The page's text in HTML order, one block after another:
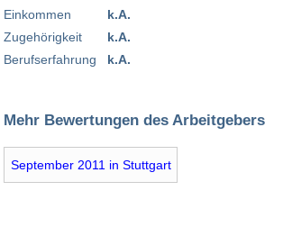
Einkommen
Zugehörigkeit
Berufserfahrung
k.A.
k.A.
k.A.
Mehr Bewertungen des Arbeitgebers
September 2011 in Stuttgart